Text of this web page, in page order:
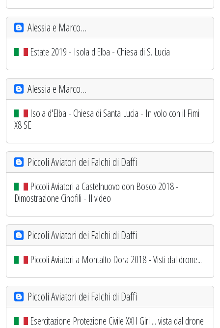
Alessia e Marco...
Estate 2019 - Isola d'Elba - Chiesa di S. Lucia
Alessia e Marco...
Isola d'Elba - Chiesa di Santa Lucia - In volo con il Fimi
X8 SE
Piccoli Aviatori dei Falchi di Daffi
Piccoli Aviatori a Castelnuovo don Bosco 2018 -
Dimostrazione Cinofili - Il video
Piccoli Aviatori dei Falchi di Daffi
Piccoli Aviatori a Montalto Dora 2018 - Visti dal drone...
Piccoli Aviatori dei Falchi di Daffi
Esercitazione Protezione Civile XXII Giri ... vista dal drone